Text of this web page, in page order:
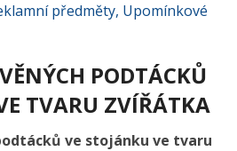
předměty, Upomínkové
PODTÁCKŮ
TVARU ZVÍŘÁTKA
ve stojánku ve tvaru